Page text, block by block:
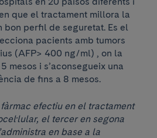
que el tractament millora la
bon perfil de seguretat. Es el
pacients amb tumors
(AFP> 400 ng/ml) , on la
mesos i s’aconsegueix una
de fins a 8 mesos.
efectiu en el tractament
el tercer en segona
en base a la